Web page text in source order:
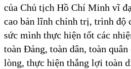
của Chủ tịch Hồ Chí Minh vĩ
cao bản lĩnh chính trị, trình độ
sức mình thực hiện tốt các
toàn Đảng, toàn dân, toàn quân
lòng, thực hiện thắng lợi toàn